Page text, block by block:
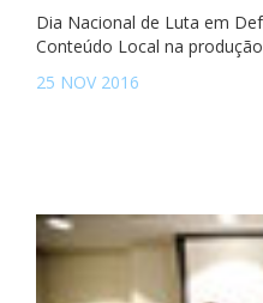
Dia Nacional de Luta em
Conteúdo Local na
25 NOV 2016